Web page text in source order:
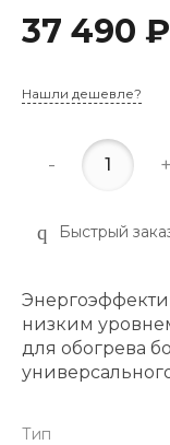
37 490 ₽
Нашли дешевле?
- +
Быстрый
низким
для обогрева
Тип